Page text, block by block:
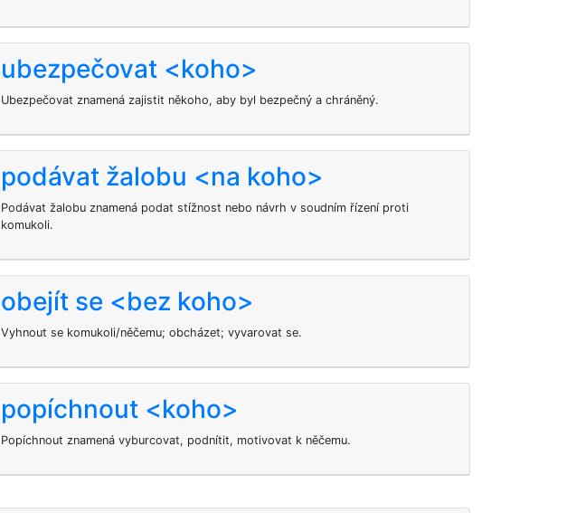
ubezpečovat <koho>
Ubezpečovat znamená zajistit někoho, aby byl bezpečný a chráněný.
podávat žalobu <na koho>
Podávat žalobu znamená podat stížnost nebo návrh v soudním řízení proti
komukoli.
obejít se <bez koho>
Vyhnout se komukoli/něčemu; obcházet; vyvarovat se.
popíchnout <koho>
Popíchnout znamená vyburcovat, podnítit, motivovat k něčemu.